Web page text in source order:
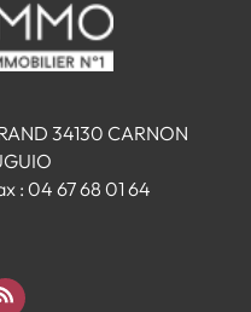
34130 CARNON
: 04 67 68 01 64